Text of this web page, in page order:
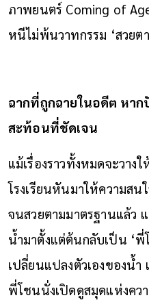
ภาพยนตร์ Coming of
หนีไม่พ้นวาทกรรม ‘สวย
ฉากที่ถูกฉายในอดีต หา
สะท้อนที่ชัดเจน
แม้เรื่องราวทั้งหมดจะวาง
โรงเรียนหันมาให้ความสน
จนสวยตามมาตรฐานแล้ว
น้ำมาตั้งแต่ต้นกลับเป็น ‘พี่
เปลี่ยนแปลงตัวเองของน้ำ
พี่โชนนั่งเปิดดูสมุดแห่งคว